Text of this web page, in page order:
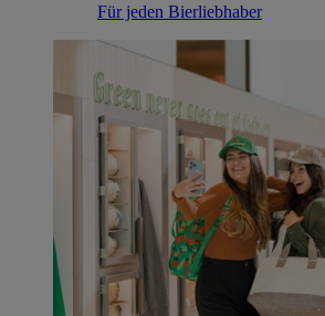
Für jeden Bierliebhaber